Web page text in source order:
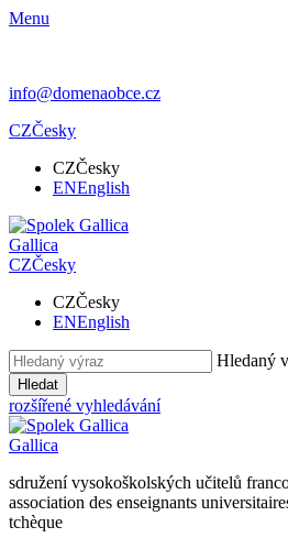
Menu
info@domenaobce.cz
CZČesky
CZČesky
ENEnglish
Gallica
CZČesky
CZČesky
ENEnglish
Hledaný
Hledat
rozšířené vyhledávání
Gallica
sdružení vysokoškolských učitelů
association des enseignants
tchèque